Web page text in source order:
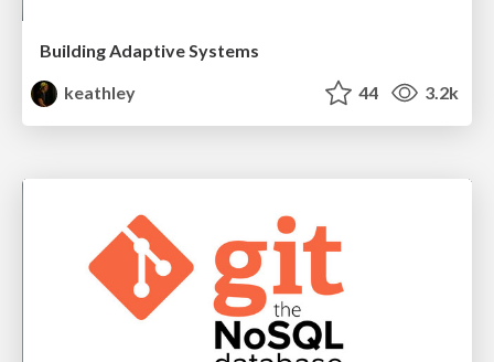
Building Adaptive Systems
keathley
44 3.2k